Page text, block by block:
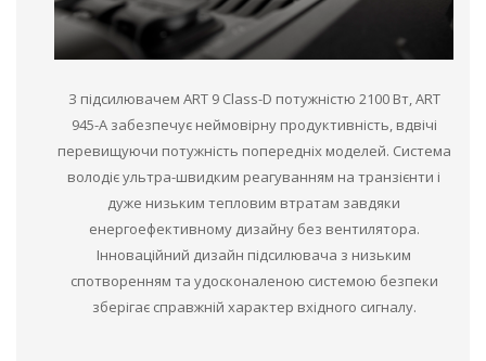
З підсилювачем ART 9 Class-D потужністю 2100 Вт, ART
945-A забезпечує неймовірну продуктивність, вдвічі
перевищуючи потужність попередніх моделей. Система
володіє ультра-швидким реагуванням на транзієнти і
дуже низьким тепловим втратам завдяки
енергоефективному дизайну без вентилятора.
Інноваційний дизайн підсилювача з низьким
спотворенням та удосконаленою системою безпеки
зберігає справжній характер вхідного сигналу.